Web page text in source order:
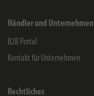
Händler und Unternehmen
B2B Portal
Kontakt für Unternehmen
Rechtliches